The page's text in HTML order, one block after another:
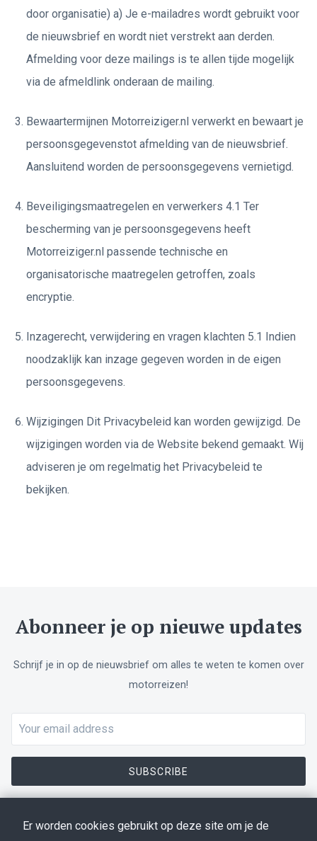
door organisatie) a) Je e-mailadres wordt gebruikt voor
de nieuwsbrief en wordt niet verstrekt aan derden.
Afmelding voor deze mailings is te allen tijde mogelijk
via de afmeldlink onderaan de mailing.
Bewaartermijnen Motorreiziger.nl verwerkt en bewaart je
persoonsgegevenstot afmelding van de nieuwsbrief.
Aansluitend worden de persoonsgegevens vernietigd.
Beveiligingsmaatregelen en verwerkers 4.1 Ter
bescherming van je persoonsgegevens heeft
Motorreiziger.nl passende technische en
organisatorische maatregelen getroffen, zoals
encryptie.
Inzagerecht, verwijdering en vragen klachten 5.1 Indien
noodzaklijk kan inzage gegeven worden in de eigen
persoonsgegevens.
Wijzigingen Dit Privacybeleid kan worden gewijzigd. De
wijzigingen worden via de Website bekend gemaakt. Wij
adviseren je om regelmatig het Privacybeleid te
bekijken.
Er worden cookies gebruikt op deze site om je de
Abonneer je op nieuwe updates
Schrijf je in op de nieuwsbrief om alles te weten te komen over
motorreizen!
Don't
this
if
human:
SUBSCRIBE